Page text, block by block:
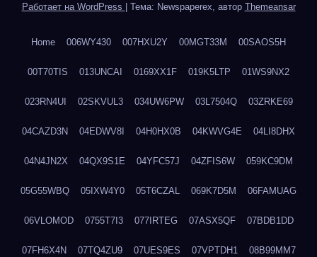
Работает на WordPress Тема: Newspaperex, автор Themeansar
Home 006WY430 007HXU2Y 00MGT33M 00SAOS5H
00T70TIS 013UNCAI 0169XX1F 019K5LTP 01WS9NX2
023RN4UI 02SKVUL3 034UW6PW 03L7504Q 03ZRKE69
04CAZD3N 04EDWV8I 04H0HX0B 04KWVG4E 04LI8DHX
04N4JN2X 04QX9S1E 04YFC57J 04ZFIS6W 059KC9DM
05G55WBQ 05IXW4Y0 05T6CZAL 069K7D5M 06FAMUAG
06VLOMOD 0755T7I3 077IRTEG 07ASX5QF 07BDB1DD
07FH6X4N 07TQ4ZU9 07UES9ES 07VPTDH1 08B99MM7